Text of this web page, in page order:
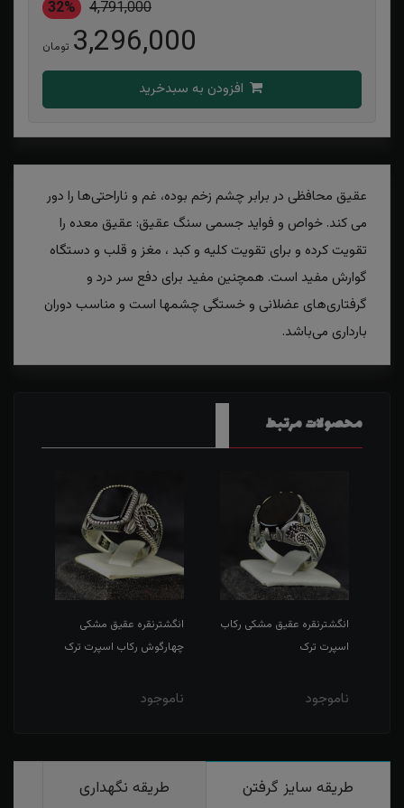
4,791,000
32%
3,296,000 تومان
عقیق محافظی در برابر چشم زخم بوده، غم و ناراحتی‌ها را دور
می کند. خواص و فواید جسمی سنگ عقیق: عقیق معده را
تقویت کرده و برای تقویت کلیه و کبد ، مغز و قلب و دستگاه
گوارش مفید است. همچنین مفید برای دفع سر درد و
گرفتاری‌های عضلانی و خستگی چشمها است و مناسب دوران
بارداری می‌باشد.
محصولات مرتبط
انگشترنقره عقیق مشکی رکاب
اسپرت ترک
ناموجود
انگشترنقره عقیق مشکی
چهارگوش رکاب اسپرت ترک
ناموجود
طریقه سایز گرفتن طریقه نگهداری